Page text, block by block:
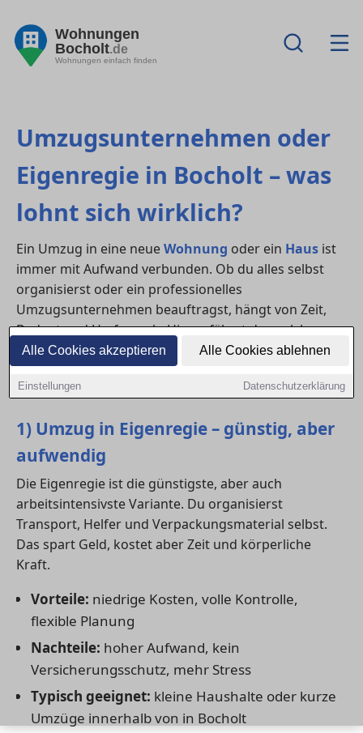
Alle Cookies akzeptieren Alle Cookies ablehnen
Einstellungen Datenschutzerklärung
Wohnungen
Bocholt.de
Wohnungen einfach finden
Umzugsunternehmen oder
Eigenregie in Bocholt – was
lohnt sich wirklich?
Ein Umzug in eine neueWohnung oder ein Haus ist
immer mit Aufwand verbunden. Ob du alles selbst
organisierst oder ein professionelles
Umzugsunternehmen beauftragst, hängt von Zeit,
Budget und Umfang ab. Hier erfährst du, welche
Variante sich wann lohnt – mit Tipps zur Organisation
und einem klaren Kostenvergleich für deinen Umzug
in in Bocholt.
1) Umzug in Eigenregie – günstig, aber
aufwendig
Die Eigenregie ist die günstigste, aber auch
arbeitsintensivste Variante. Du organisierst
Transport, Helfer und Verpackungsmaterial selbst.
Das spart Geld, kostet aber Zeit und körperliche
Kraft.
Vorteile: niedrige Kosten, volle Kontrolle,
flexible Planung
Nachteile: hoher Aufwand, kein
Versicherungsschutz, mehr Stress
Typisch geeignet: kleine Haushalte oder kurze
Umzüge innerhalb von in Bocholt